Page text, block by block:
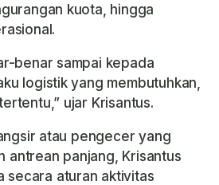
kuota, hingga
benar sampai kepada
logistik yang membutuhkan,
ujar Krisantus.
atau pengecer yang
antrean panjang, Krisantus
secara aturan aktivitas